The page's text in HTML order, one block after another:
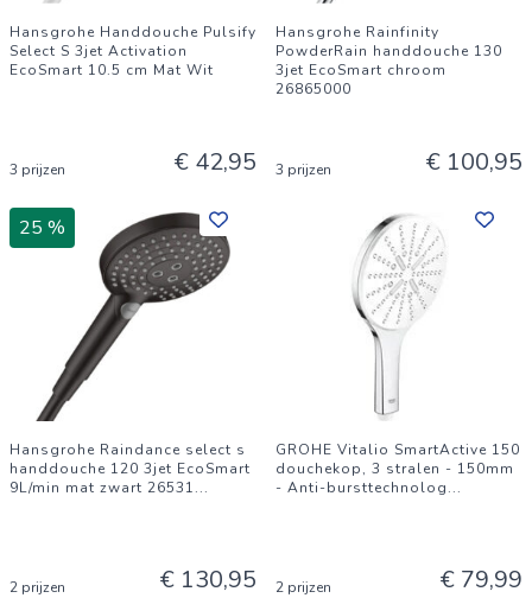
Hansgrohe Handdouche Pulsify
Select S 3jet Activation
EcoSmart 10.5 cm Mat Wit
3 prijzen € 42,95
Hansgrohe Rainfinity
PowderRain handdouche 130
3jet EcoSmart chroom
26865000
3 prijzen € 100,95
25 %
Hansgrohe Raindance select s
handdouche 120 3jet EcoSmart
9L/min mat zwart 26531...
2 prijzen € 130,95
GROHE Vitalio SmartActive 150
douchekop, 3 stralen - 150mm
- Anti-bursttechnolog...
2 prijzen € 79,99